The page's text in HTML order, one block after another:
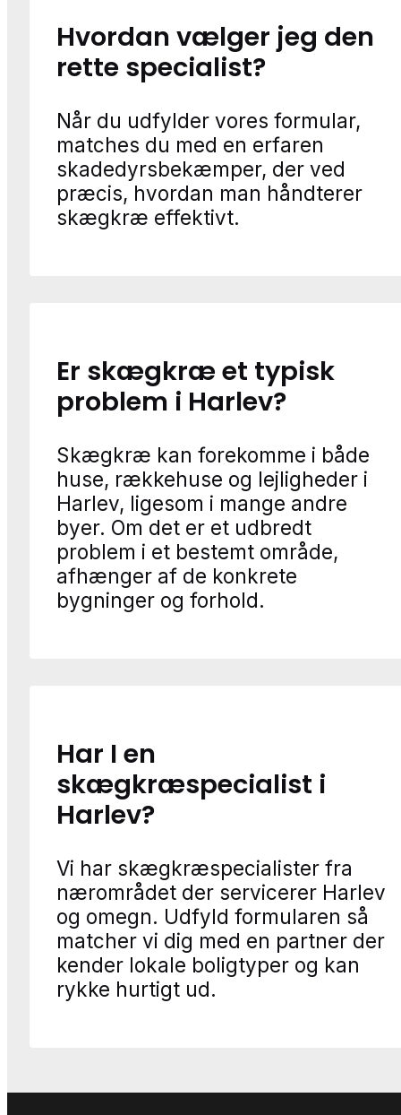
Hvordan vælger jeg den
rette specialist?
Når du udfylder vores formular,
matches du med en erfaren
skadedyrsbekæmper, der ved
præcis, hvordan man håndterer
skægkræ effektivt.
Er skægkræ et typisk
problem i Harlev?
Skægkræ kan forekomme i både
huse, rækkehuse og lejligheder i
Harlev, ligesom i mange andre
byer. Om det er et udbredt
problem i et bestemt område,
afhænger af de konkrete
bygninger og forhold.
Har I en
skægkræspecialist i
Harlev?
Vi har skægkræspecialister fra
nærområdet der servicerer Harlev
og omegn. Udfyld formularen så
matcher vi dig med en partner der
kender lokale boligtyper og kan
rykke hurtigt ud.